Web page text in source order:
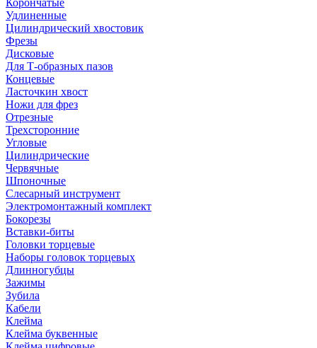
Корончатые
Удлиненные
Цилиндрический хвостовик
Фрезы
Дисковые
Для Т-образных пазов
Концевые
Ласточкин хвост
Ножи для фрез
Отрезные
Трехсторонние
Угловые
Цилиндрические
Червячные
Шпоночные
Слесарный инструмент
Электромонтажный комплект
Бокорезы
Вставки-биты
Головки торцевые
Наборы головок торцевых
Длинногубцы
Зажимы
Зубила
Кабели
Клейма
Клейма буквенные